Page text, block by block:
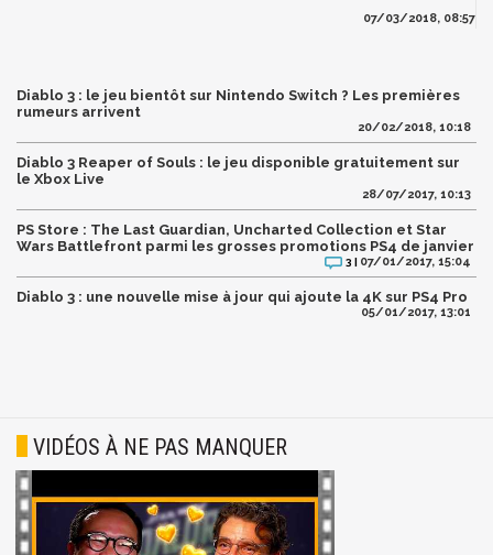
07/03/2018, 08:57
Diablo 3 : le jeu bientôt sur Nintendo Switch ? Les premières
rumeurs arrivent
20/02/2018, 10:18
Diablo 3 Reaper of Souls : le jeu disponible gratuitement sur
le Xbox Live
28/07/2017, 10:13
PS Store : The Last Guardian, Uncharted Collection et Star
Wars Battlefront parmi les grosses promotions PS4 de janvier
3 | 07/01/2017, 15:04
Diablo 3 : une nouvelle mise à jour qui ajoute la 4K sur PS4 Pro
05/01/2017, 13:01
VIDÉOS À NE PAS MANQUER